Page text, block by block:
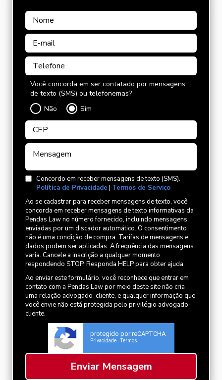
Você concorda em ser contatado por mensagens
de texto (SMS) ou telefonemas?
Não
Sim
Concordo em receber mensagens de texto (SMS).
Política de Privacidade | Termos de Serviço
Ao se cadastrar para receber mensagens de texto, você
concorda em receber mensagens de texto informativas da
Pendas Law no número fornecido, incluindo mensagens
enviadas por um discador automático. O consentimento
não é uma condição de compra. Tarifas de mensagens e
dados podem ser aplicadas. A frequência das mensagens
varia. Cancele a inscrição a qualquer momento
respondendo STOP. Responda HELP para obter ajuda.
Ao enviar este formulário, você reconhece que entrar em
contato com a Pendas Law por meio deste site não cria
uma relação advogado-cliente, e qualquer informação que
você envie não está protegida pelo privilégio advogado-
cliente.
protegido por reCAPTCHA
Privacidade - Termos